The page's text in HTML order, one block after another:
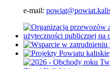
e-mail: